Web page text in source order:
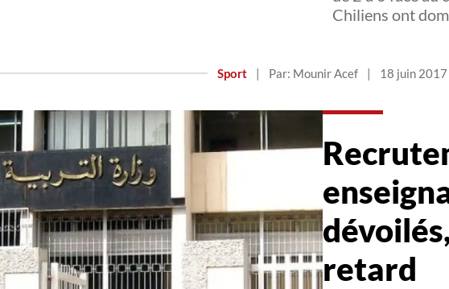
Chiliens ont
Sport | Par: Mounir Acef | 18 juin 2017
retard